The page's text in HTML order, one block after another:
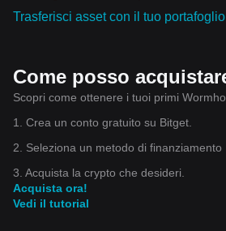
Trasferisci asset con il tuo
Come posso
Scopri come ottenere i tuoi primi
1. Crea un conto gratuito su Bitget.
2. Seleziona un metodo di finanziamento
3. Acquista la crypto che desideri.
Acquista ora!
Vedi il tutorial